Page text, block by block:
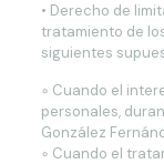
• Derecho de
tratamiento de
siguientes
◦ Cuando el
personales,
González
◦ Cuando el